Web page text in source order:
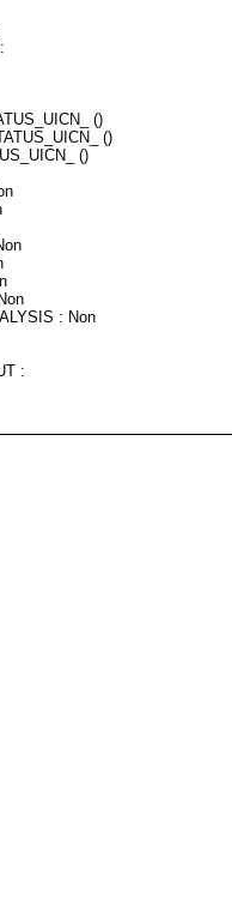
()
()
()
: Non
: